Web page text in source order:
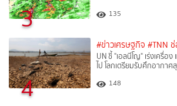
3 135
4
#ข่าวเศรษฐกิจ #TNN
UN ชี้ "เอลนีโญ" เร่งเครื่อ
ไป โลกเตรียมรับศึกอากาศ
148